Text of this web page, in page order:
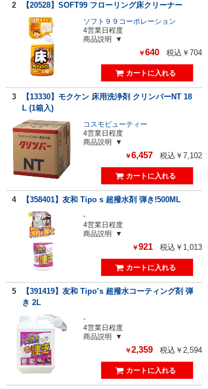
2 【20528】SOFT99 フローリング床クリーナー
ソフト９９コーポレーション
4営業日程度
商品説明
￥640 税込￥704
3
【13330】モクケン 床用洗浄剤 クリンバーNT 18
L (1箱入)
コスモビューティー
4営業日程度
商品説明
￥6,457 税込￥7,102
4 【358401】友和 Tipo s 超撥水剤 弾き!500ML
-
4営業日程度
商品説明
￥921 税込￥1,013
5
【391419】友和 Tipo’s 超撥水コーティング剤 弾
き 2L
-
4営業日程度
商品説明
￥2,359 税込￥2,594